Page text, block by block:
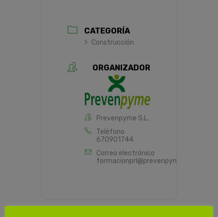
CATEGORÍA
Construcción
ORGANIZADOR
Prevenpyme S.L.
Teléfono
670901744
Correo electrónico
formacionprl@prevenpyme.es